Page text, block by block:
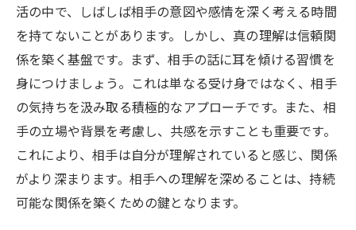
活の中で、しばしば相手の意図や感情を深く考える時間
を持てないことがあります。しかし、真の理解は信頼関
係を築く基盤です。まず、相手の話に耳を傾ける習慣を
身につけましょう。これは単なる受け身ではなく、相手
の気持ちを汲み取る積極的なアプローチです。また、相
手の立場や背景を考慮し、共感を示すことも重要です。
これにより、相手は自分が理解されていると感じ、関係
がより深まります。相手への理解を深めることは、持続
可能な関係を築くための鍵となります。